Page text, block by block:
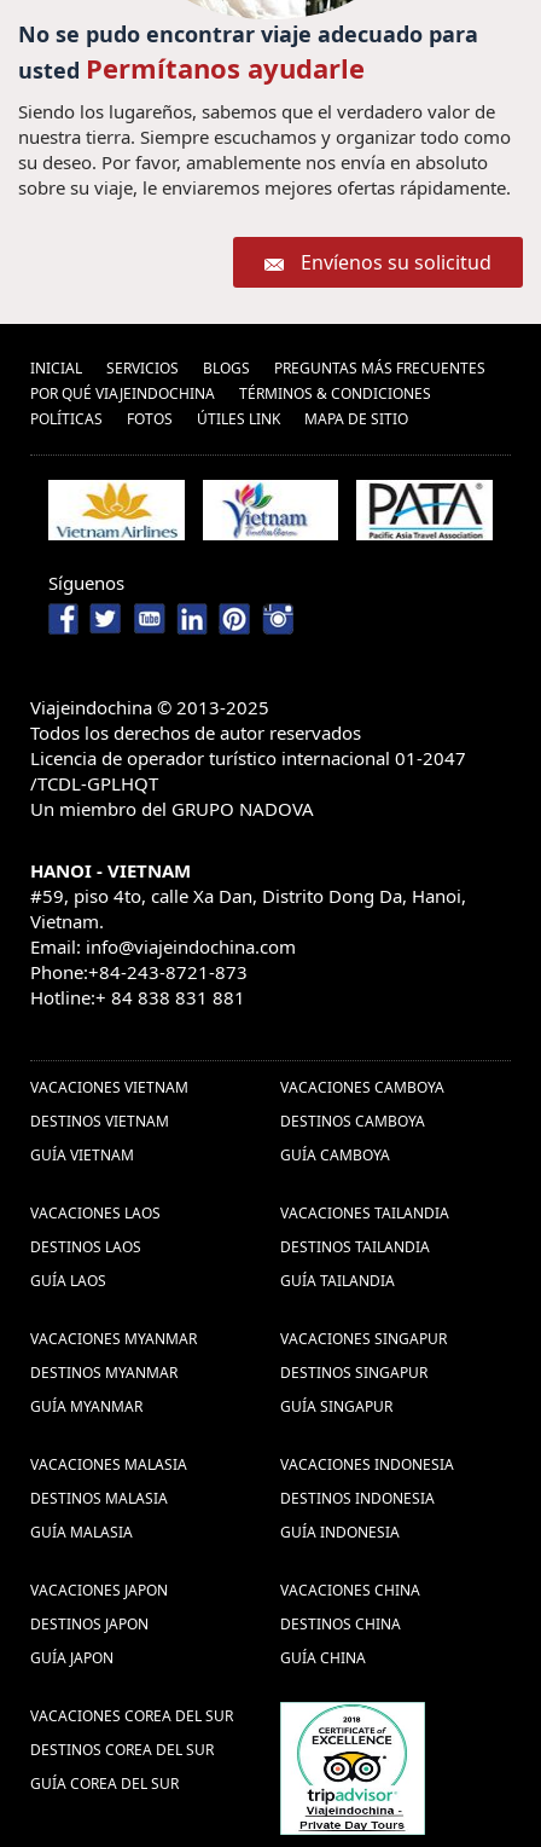
No se pudo encontrar viaje adecuado para
usted Permítanos ayudarle
Siendo los lugareños, sabemos que el verdadero valor de
nuestra tierra. Siempre escuchamos y organizar todo como
su deseo. Por favor, amablemente nos envía en absoluto
sobre su viaje, le enviaremos mejores ofertas rápidamente.
Envíenos su solicitud
INICIAL SERVICIOS BLOGS
PREGUNTAS MÁS FRECUENTES
POR QUÉ VIAJEINDOCHINA
TÉRMINOS & CONDICIONES
POLÍ­TICAS
FOTOS ÚTILES LINK MAPA DE SITIO
Síguenos
Viajeindochina © 2013-2025
Todos los derechos de autor reservados
Licencia de operador turístico internacional 01-2047
/TCDL-GPLHQT
Un miembro del GRUPO NADOVA
HANOI - VIETNAM
#59, piso 4to, calle Xa Dan, Distrito Dong Da, Hanoi,
Vietnam.
Email: info@viajeindochina.com
Phone:+84-243-8721-873
Hotline:+ 84 838 831 881
VACACIONES VIETNAM
DESTINOS VIETNAM
GUÍA VIETNAM
VACACIONES CAMBOYA
DESTINOS CAMBOYA
GUÍA CAMBOYA
VACACIONES LAOS
DESTINOS LAOS
GUÍA LAOS
VACACIONES TAILANDIA
DESTINOS TAILANDIA
GUÍA TAILANDIA
VACACIONES MYANMAR
DESTINOS MYANMAR
GUÍA MYANMAR
VACACIONES SINGAPUR
DESTINOS SINGAPUR
GUÍA SINGAPUR
VACACIONES MALASIA
DESTINOS MALASIA
GUÍA MALASIA
VACACIONES INDONESIA
DESTINOS INDONESIA
GUÍA INDONESIA
VACACIONES JAPON
DESTINOS JAPON
GUÍA JAPON
VACACIONES CHINA
DESTINOS CHINA
GUÍA CHINA
VACACIONES COREA DEL SUR
DESTINOS COREA DEL SUR
GUÍA COREA DEL SUR